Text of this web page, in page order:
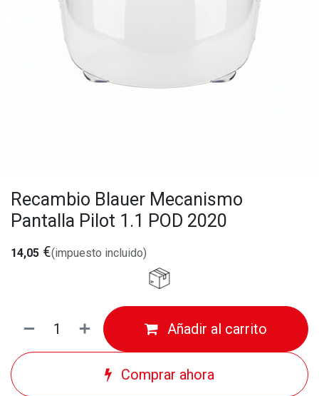
Recambio Blauer Mecanismo
Pantalla Pilot 1.1 POD 2020
14,05 €(impuesto incluido)
Añadir al carrito
Comprar ahora